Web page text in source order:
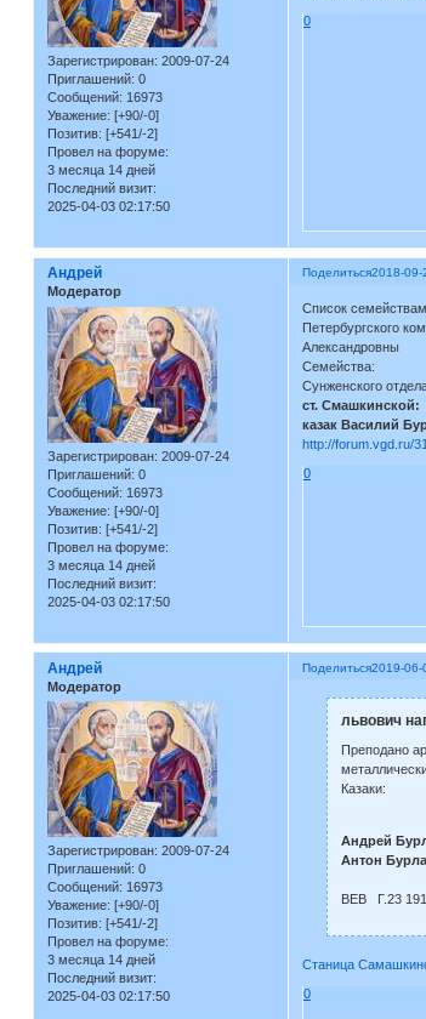
Зарегистрирован: 2009-07-24
Приглашений: 0
Сообщений: 16973
Уважение: [+90/-0]
Позитив: [+541/-2]
Провел на форуме:
3 месяца 14 дней
Последний визит:
2025-04-03 02:17:50
0
Поделиться2018-09-
Андрей
Модератор
Зарегистрирован: 2009-07-24
Приглашений: 0
Сообщений: 16973
Уважение: [+90/-0]
Позитив: [+541/-2]
Провел на форуме:
3 месяца 14 дней
Последний визит:
2025-04-03 02:17:50
Список
Петербургского
Александровны
Семейства:
Сунженского
ст. Смашкинской:
казак Василий
http://forum.vgd.ru/
0
Поделиться2019-06-
Андрей
Модератор
Зарегистрирован: 2009-07-24
Приглашений: 0
Сообщений: 16973
Уважение: [+90/-0]
Позитив: [+541/-2]
Провел на форуме:
3 месяца 14 дней
Последний визит:
2025-04-03 02:17:50
львович
Преподано
Казаки:
Андрей
Антон
ВЕВ Г.23
Станица
0